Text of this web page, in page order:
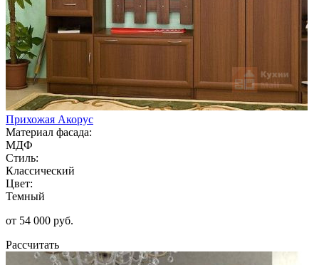
Прихожая Акорус
Материал фасада:
МДФ
Стиль:
Классический
Цвет:
Темный
от 54 000 руб.
Рассчитать